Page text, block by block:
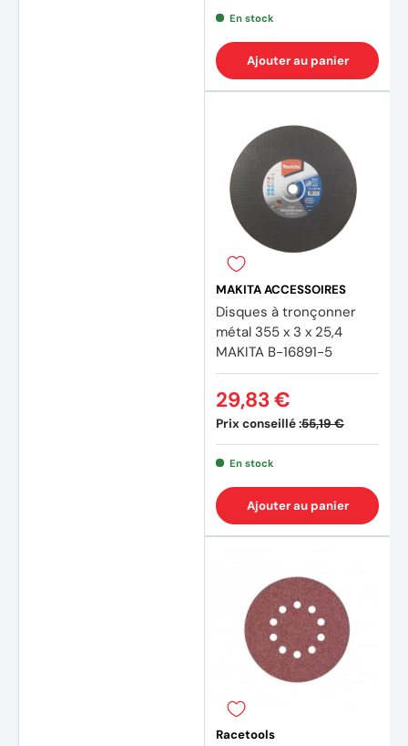
En stock
Ajouter au panier
MAKITA ACCESSOIRES
Disques à tronçonner
métal 355 x 3 x 25,4
MAKITA B-16891-5
Prix conseillé :55,19 €
29,83 €
En stock
Ajouter au panier
Racetools